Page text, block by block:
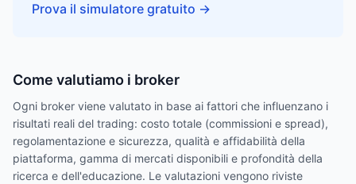
Prova il simulatore gratuito →
Come valutiamo i broker
Ogni broker viene valutato in base ai fattori che influenzano i
risultati reali del trading: costo totale (commissioni e spread),
regolamentazione e sicurezza, qualità e affidabilità della
piattaforma, gamma di mercati disponibili e profondità della
ricerca e dell'educazione. Le valutazioni vengono riviste